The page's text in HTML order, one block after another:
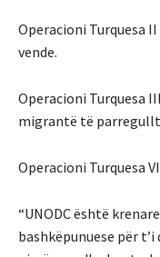
Operacioni Turquesa
vende.
Operacioni Turquesa
migrantë të
Operacioni Turquesa
“UNODC është
bashkëpunuese për